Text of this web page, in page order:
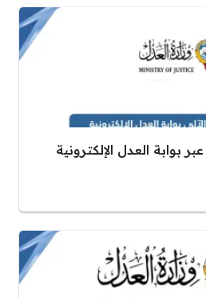
بوابة العدل الإلكترونية